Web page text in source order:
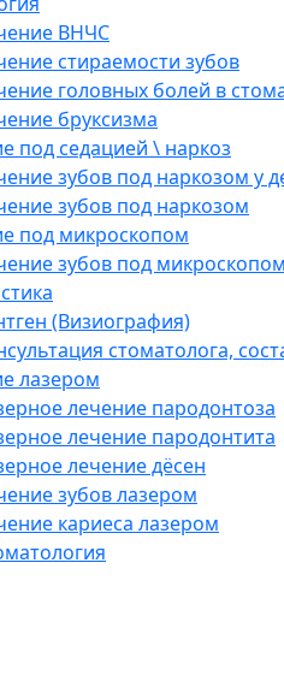
ВНЧС
стираемости зубов
головных болей в
бруксизма
под седацией \ наркоз
зубов под наркозом у
зубов под наркозом
под микроскопом
зубов под микроскопом
(Визиография)
стоматолога,
лазером
лечение пародонтоза
лечение пародонтита
лечение дёсен
зубов лазером
кариеса лазером